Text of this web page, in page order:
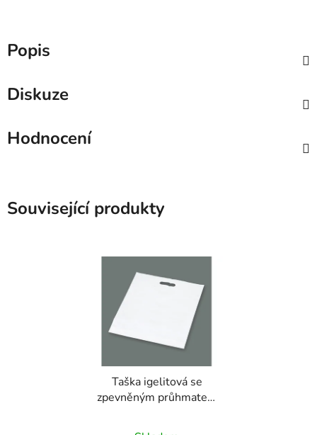
Popis
Diskuze
Hodnocení
Související produkty
Taška igelitová se
zpevněným průhmatem